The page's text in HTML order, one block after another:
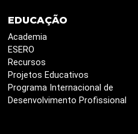
EDUCAÇÃO
Academia
ESERO
Recursos
Projetos Educativos
Programa Internacional de
Desenvolvimento Profissional